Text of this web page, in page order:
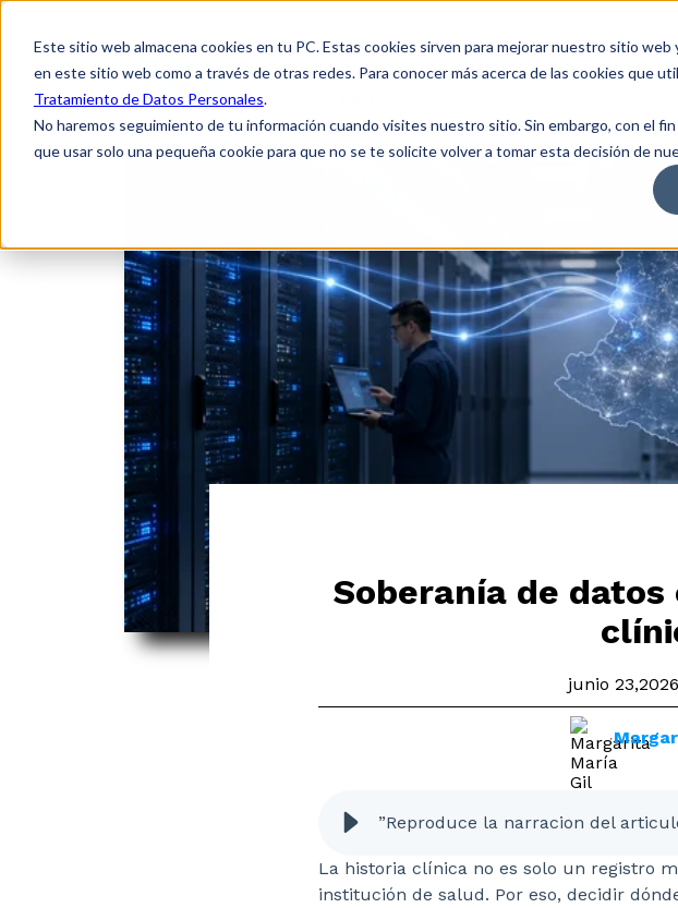
Este sitio web almacena cookies en tu PC. Estas cookies sirven para mejorar nuestro sitio
en este sitio web como a través de otras redes. Para conocer más acerca de las cookies que
Tratamiento de Datos Personales.
No haremos seguimiento de tu información cuando visites nuestro sitio. Sin embargo, con el
que usar solo una pequeña cookie para que no se te solicite volver a tomar esta decisión de
Soberanía de
junio 23,2026
”Reproduce la narracion del
La historia clínica no es solo un registro
institución de salud. Por eso, decidir